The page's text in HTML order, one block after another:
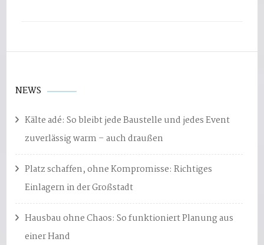
NEWS
Kälte adé: So bleibt jede Baustelle und jedes Event
zuverlässig warm – auch draußen
Platz schaffen, ohne Kompromisse: Richtiges
Einlagern in der Großstadt
Hausbau ohne Chaos: So funktioniert Planung aus
einer Hand